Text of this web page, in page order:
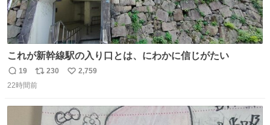
これが新幹線駅の入り口とは、にわかに信じがたい
返
信
19
リ
ポ
ト
230
い
数
2,759
22時間前